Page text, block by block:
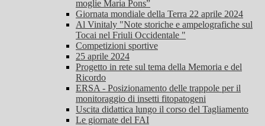
moglie Maria Pons”
Giornata mondiale della Terra 22 aprile 2024
Al Vinitaly "Note storiche e ampelografiche sul
Tocai nel Friuli Occidentale "
Competizioni sportive
25 aprile 2024
Progetto in rete sul tema della Memoria e del
Ricordo
ERSA - Posizionamento delle trappole per il
monitoraggio di insetti fitopatogeni
Uscita didattica lungo il corso del Tagliamento
Le giornate del FAI